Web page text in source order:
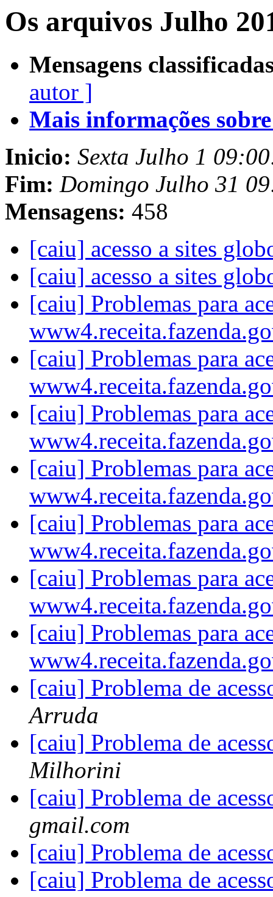
Os arquivos Julho
Mensagens
autor ]
Mais informações
Inicio: Sexta Julho 1
Fim: Domingo Julho 31
Mensagens: 458
[caiu] acesso a sites
[caiu] acesso a sites
[caiu] Problemas para
[caiu] Problemas para
[caiu] Problemas para
[caiu] Problemas para
[caiu] Problemas para
[caiu] Problemas para
[caiu] Problemas para
[caiu] Problema de
Arruda
[caiu] Problema de
Milhorini
[caiu] Problema de
gmail.com
[caiu] Problema de
[caiu] Problema de